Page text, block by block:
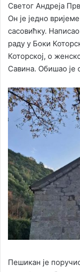
Светог Андреја
Он је једно
сасовићку.
раду у Боки
Которској, о
Савина. Обишао је
Пешикан је